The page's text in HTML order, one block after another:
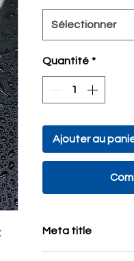
Sélectionner
Quantité *
Ajouter au
Meta title